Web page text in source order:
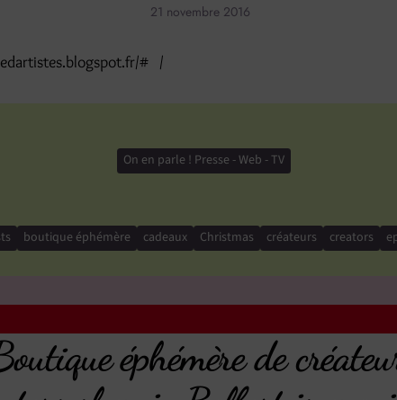
21 novembre 2016
# /
On en parle ! Presse - Web - TV
boutique éphémère cadeaux Christmas créateurs creators
éphémère de